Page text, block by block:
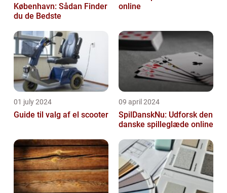
København: Sådan Finder
du de Bedste
online
01 july 2024
Guide til valg af el scooter
09 april 2024
SpilDanskNu: Udforsk den
danske spilleglæde online